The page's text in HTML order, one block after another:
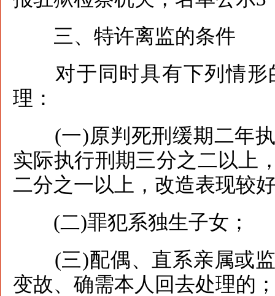
三、特许离监的条件
对于同时具有下列情形
理：
(一)原判死刑缓期二年执
实际执行刑期三分之二以上
二分之一以上，改造表现较
(二)罪犯系独生子女；
(三)配偶、直系亲属或监
变故、确需本人回去处理的